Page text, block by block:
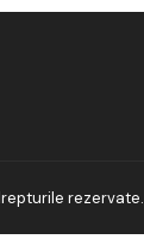
rezervate.